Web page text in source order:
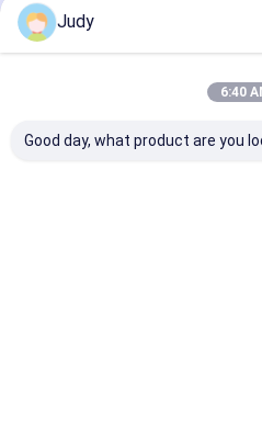
বাড়ি
সাইট ম্যাপ
চীন
Accessories Co.,Ltd.
Judy
6:40
Good day, what product are you